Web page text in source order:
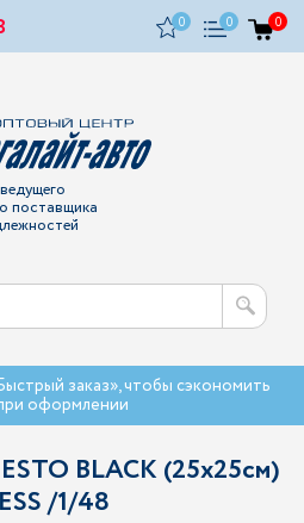
0 0 0
поставщика
заказ», чтобы сэкономить
оформлении
BLACK (25х25см)
/1/48